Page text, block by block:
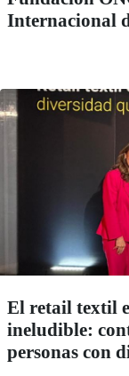
Internacional
El retail textil
ineludible:
personas con